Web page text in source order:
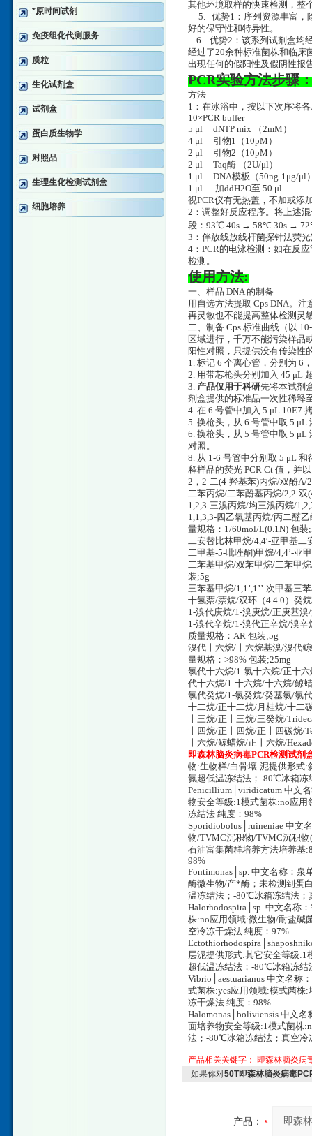
*原时间试剂
免疫组化代测服务
质粒
生化试剂盒
试剂盒
蛋白质生物学
对照品
生理生化检测试剂盒
细胞培养
其他环境取样的快速检测，整
5. 优势1：序列资源丰富，
好的保守性和特异性。
6. 优势2：该系列试剂盒均
经过了20余种标准菌株和临床
出现任何的假阳性及假阴性报
PCR实验方法步骤
方法
1：在冰浴中，按以下次序将
10×PCR buffer
5 μl dNTP mix （2mM
4 μl 引物1（10pM）
2 μl 引物2（10pM）
2 μl Taq酶 （2U/μl）
1 μl DNA模板（50ng-1μg/μl
1 μl 加ddH2O至 50 μl
视PCR仪有无热盖，不加或添
2：调整好反应程序。将上述
段：93℃ 40s → 58℃ 30s →
3：伴放线放线杆菌探针法荧
4：PCR的电泳检测：如在反
检测。
使用方法:
一、样品 DNA 的制备
用自选方法提取 Cps DNA。
再灵敏也不能提高整体检测灵
二、制备 Cps 标准曲线（以
区域进行，千万不能污染样品
阳性对照，只提供没有传染性
1. 标记 6 个离心管，分别为 6
2. 用带芯枪头分别加入 45 μL
3. 产品仅用于科研先将本试剂
剂盒提供的标准品一次性稀释
4. 在 6 号管中加入 5 μL 10E7
5. 换枪头，从 6 号管中取 5 μL
6. 换枪头，从 5 号管中取 5
对照。
8. 从 1-6 号管中分别取 5 μL
释样品的荧光 PCR Ct 值，并
2，2-二(4-羟基苯)丙烷/双酚A/
二苯丙烷/二苯酚基丙烷/2,2-双
1,2,3-三溴丙烷/均三溴丙烷/
1,1,3,3-四乙氧基丙烷/丙二醛
量规格：1/60mol/L(0.1N) 包装
二安替比林甲烷/4,4′-亚甲基
二甲基-5-吡唑酮)甲烷/4,4’-亚
二苯基甲烷/双苯甲烷/二苯甲
装;5g
三苯基甲烷/1,1’,1’’-次甲基三
十氢萘/萘烷/双环（4.4.0）癸
1-溴代庚烷/1-溴庚烷/正庚基溴
1-溴代辛烷/1-溴代正辛烷/溴
质量规格：AR 包装;5g
溴代十六烷/十六烷基溴/溴代
量规格：>98% 包装;25mg
氯代十六烷/1-氯十六烷/正十
代十六烷/1-十六烷/十六烷/鲸
氯代癸烷/1-氯癸烷/癸基氯/氯
十二烷/正十二烷/月桂烷/十二
十三烷/正十三烷/三癸烷/
十四烷/正十四烷/正十四碳烷/
十六烷/鲸蜡烷/正十六烷/
即森林脑炎病毒PCR检测试剂
物:生物样/白骨壤-泥提供形式
氮超低温冻结法；-80℃冰箱冻
Penicillium│viridicatum 中文
物安全等级:1模式菌株:no应
冻结法 纯度：98%
Sporidiobolus│ruineniae 中文
物/TVMC沉积物/TVMC沉积
石油富集菌群培养方法培养基
98%
Fontimonas│sp. 中文名称：泉
酶微生物/产*酶；未检测到蛋
温冻结法；-80℃冰箱冻结法；
Halorhodospira│sp. 中文名称
株:no应用领域:微生物/耐盐碱
空冷冻干燥法 纯度：97%
层泥提供形式:其它安全等级
超低温冻结法；-80℃冰箱冻结
Vibrio│aestuarianus 中文名称
式菌株:yes应用领域:模式菌
冻干燥法 纯度：98%
Halomonas│boliviensis 中文
面培养物安全等级:1模式菌株
法；-80℃冰箱冻结法；真空冷
产品相关关键字：
即森林脑炎病
如果你对50T即森林脑炎病毒
产品：